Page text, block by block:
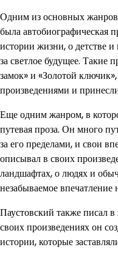
Одним из основных
была автобиографическая
истории жизни, о детстве
за светлое будущее. Такие
замок» и «Золотой
произведениями и
Еще одним жанром, в
путевая проза. Он много
за его пределами, и свои
описывал в своих
ландшафтах, о людях и
незабываемое впечатление
Паустовский также писал
своих произведениях он
истории, которые